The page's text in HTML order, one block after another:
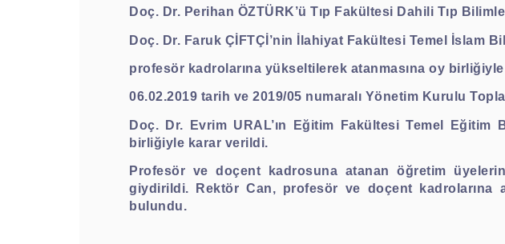
Doç. Dr. Perihan ÖZTÜRK’ü Tıp Fakültesi Dahili Tıp
Doç. Dr. Faruk ÇİFTÇİ ’nin İlahiyat Fakültesi Temel İslam
profesör kadrolarına yükseltilerek atanmasına oy
06.02.2019 tarih ve 2019/05 numaralı Yönetim Kurulu
Doç. Dr. Evrim URAL’ın Eğitim Fakültesi Temel Eğitim
birliğiyle karar verildi.
Profesör ve doçent kadrosuna atanan öğretim
giydirildi. Rektör Can, profesör ve doçent kadrolarına
bulundu.